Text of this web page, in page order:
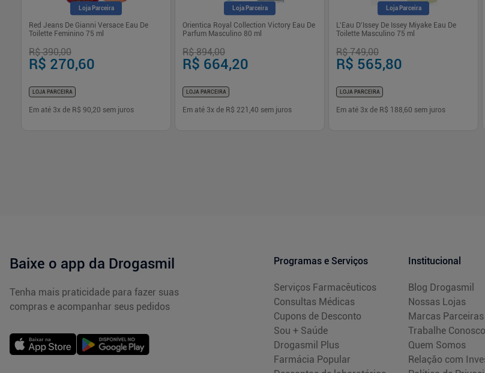
Loja Parceira
Red Jeans De Gianni Versace Eau De
Toilette Feminino 75 ml
R$ 390,00
R$ 270,60
LOJA PARCEIRA
Em até 3x de R$ 90,20 sem juros
Loja Parceira
Orientica Royal Collection Victory Eau De
Parfum Masculino 80 ml
R$ 894,00
R$ 664,20
LOJA PARCEIRA
Em até 3x de R$ 221,40 sem juros
Loja Parceira
L'Eau D'Issey De Issey Miyake Eau De
Toilette Masculino 75 ml
R$ 749,00
R$ 565,80
LOJA PARCEIRA
Em até 3x de R$ 188,60 sem juros
Baixe o app da Drogasmil
Tenha mais praticidade para fazer suas
compras e acompanhar seus pedidos
Programas e Serviços
Serviços Farmacêuticos
Consultas Médicas
Cupons de Desconto
Sou + Saúde
Drogasmil Plus
Farmácia Popular
Institucional
Blog Drogasmil
Nossas Lojas
Marcas Parceiras
Trabalhe Conosco
Quem Somos
Relação com